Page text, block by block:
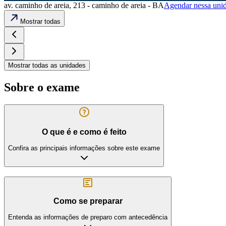
av. caminho de areia, 213 - caminho de areia - BAAgendar nessa
Mostrar todas
Mostrar todas as unidades
Sobre o exame
O que é e como é feito
Confira as principais informações sobre este exame
Como se preparar
Entenda as informações de preparo com antecedência